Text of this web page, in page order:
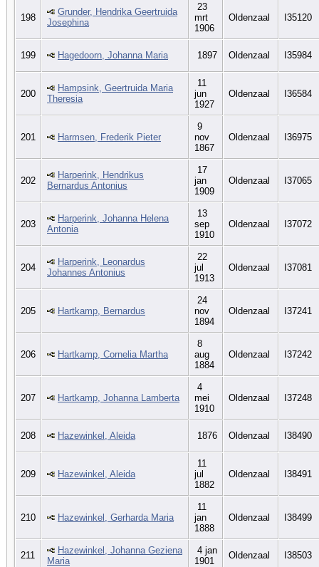
198
Grunder, Hendrika Geertruida
Josephina
23
mrt
1906
Oldenzaal I35120
199 Hagedoorn, Johanna Maria 1897 Oldenzaal I35984
200
Hampsink, Geertruida Maria
Theresia
11
jun
1927
Oldenzaal I36584
201 Harmsen, Frederik Pieter
9
nov
1867
Oldenzaal I36975
202
Harperink, Hendrikus
Bernardus Antonius
17
jan
1909
Oldenzaal I37065
203
Harperink, Johanna Helena
Antonia
13
sep
1910
Oldenzaal I37072
204
Harperink, Leonardus
Johannes Antonius
22
jul
1913
Oldenzaal I37081
205 Hartkamp, Bernardus
24
nov
1894
Oldenzaal I37241
206 Hartkamp, Cornelia Martha
8
aug
1884
Oldenzaal I37242
207 Hartkamp, Johanna Lamberta
4
mei
1910
Oldenzaal I37248
208 Hazewinkel, Aleida 1876 Oldenzaal I38490
209 Hazewinkel, Aleida
11
jul
1882
Oldenzaal I38491
210 Hazewinkel, Gerharda Maria
11
jan
1888
Oldenzaal I38499
211
Hazewinkel, Johanna Geziena
Maria
4 jan
1901
Oldenzaal I38503